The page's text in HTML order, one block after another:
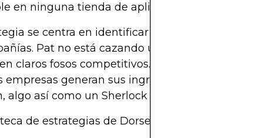
en ninguna tienda de aplicaciones.
se centra en identificar y entender el ADN
Pat no está cazando unicornios, sino
claros fosos competitivos. Analiza
empresas generan sus ingresos y manejan los
algo así como un Sherlock Holmes de las
de estrategias de Dorsey incluye, pero no se